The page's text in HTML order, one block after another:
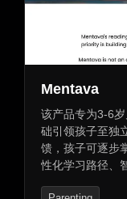
Mentava
该产品专为3-6
础引领孩子至独
馈，孩子可逐步
性化学习路径、